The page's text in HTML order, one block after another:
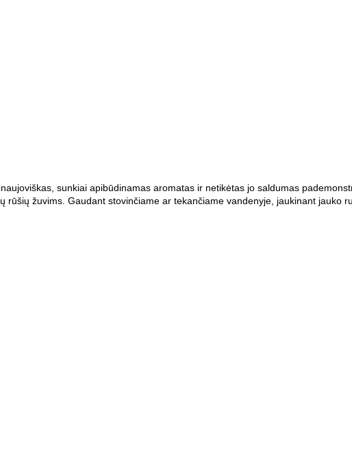
sunkiai apibūdinamas aromatas ir netikėtas jo saldumas
žuvims. Gaudant stovinčiame ar tekančiame vandenyje, jaukinant jauko